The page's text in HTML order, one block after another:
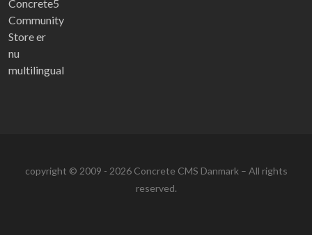
copyright © 2009 - 2026 Concrete CMS Danmark – All rights
reserved.